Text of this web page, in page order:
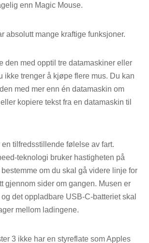
enn Magic Mouse.
absolutt mange kraftige funksjoner.
den med opptil tre datamaskiner eller
ikke trenger å kjøpe flere mus. Du kan
med mer enn én datamaskin om
kopiere tekst fra en datamaskin til
tilfredsstillende følelse av fart.
teknologi bruker hastigheten på
om du skal gå videre linje for
gjennom sider om gangen. Musen er
det oppladbare USB-C-batteriet skal
mellom ladingene.
3 ikke har en styreflate som Apples